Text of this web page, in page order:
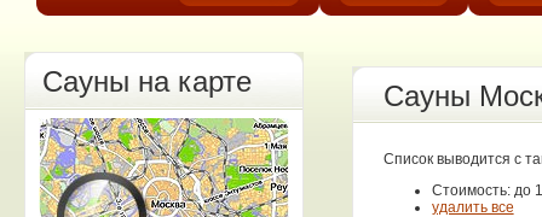
Сауны на карте Сауны
Список выводится с
Стоимость: до
удалить все